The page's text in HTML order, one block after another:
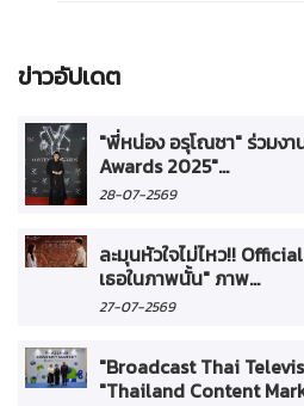
ข่าวอัปเดต
"พี่หน่อง อรุโณชา" ร่วมง
Awards 2025"...
28-07-2569
ละมุนหัวใจไม่ไหว!!
เธอในภาพนั้น" ภาพ...
27-07-2569
"Broadcast Thai
"Thailand Content